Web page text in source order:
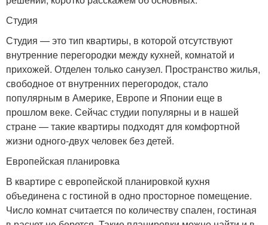
Студия
Студия — это тип квартиры, в которой отсутствуют
внутренние перегородки между кухней, комнатой и
прихожей. Отделен только санузел. Пространство жилья,
свободное от внутренних перегородок, стало
популярным в Америке, Европе и Японии еще в
прошлом веке. Сейчас студии популярны и в нашей
стране — такие квартиры подходят для комфортной
жизни одного-двух человек без детей.
Европейская планировка
В квартире с европейской планировкой кухня
объединена с гостиной в одно просторное помещение.
Число комнат считается по количеству спален, гостиная